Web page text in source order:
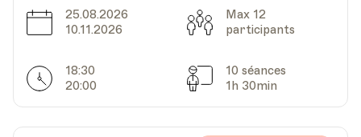
Lieu
1005, Lausanne
Av. de Cour 33
Date
25.08.2026
10.11.2026
Capacité
Max 12
participants
Horarires
18:30
20:00
Séances
10 séances
1h 30min